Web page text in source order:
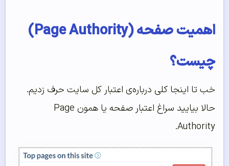
اهمیت صفحه (Page Authority)
چیست؟
خب تا اینجا کلی درباره‌ی اعتبار کل سایت حرف زدیم.
حالا بیایید سراغ اعتبار صفحه یا همون Page
Authority.